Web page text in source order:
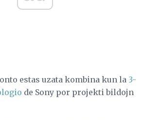
estas uzata kombina kun la 3-
de Sony por projekti bildojn